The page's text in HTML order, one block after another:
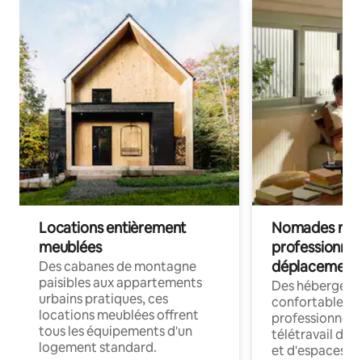
Locations entièrement
meublées
Des cabanes de montagne
paisibles aux appartements
urbains pratiques, ces
locations meublées offrent
tous les équipements d'un
logement standard.
Nomades
déplacement
Des
confortables
professionnels
télétravail
et d'espaces